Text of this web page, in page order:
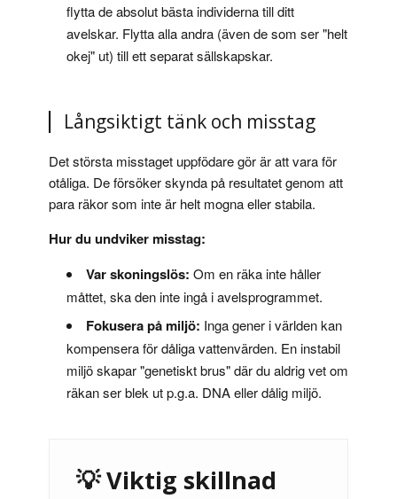
flytta de absolut bästa individerna till ditt
avelskar. Flytta alla andra (även de som ser "helt
okej" ut) till ett separat sällskapskar.
Långsiktigt tänk och misstag
Det största misstaget uppfödare gör är att vara för
otåliga. De försöker skynda på resultatet genom att
para räkor som inte är helt mogna eller stabila.
Hur du undviker misstag:
Var skoningslös: Om en räka inte håller
måttet, ska den inte ingå i avelsprogrammet.
Fokusera på miljö: Inga gener i världen kan
kompensera för dåliga vattenvärden. En instabil
miljö skapar "genetiskt brus" där du aldrig vet om
räkan ser blek ut p.g.a. DNA eller dålig miljö.
💡 Viktig skillnad